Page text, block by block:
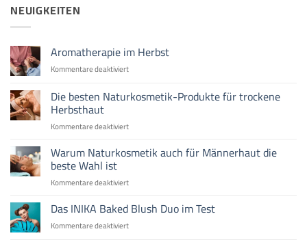
NEUIGKEITEN
Aromatherapie im Herbst
Kommentare deaktiviertfür
im
Herbst
Die besten Naturkosmetik-Produkte für trockene
Herbsthaut
Kommentare deaktiviertfür
besten
Naturkosmetik-
für
Herbsthaut
Warum Naturkosmetik auch für Männerhaut die
beste Wahl ist
Kommentare deaktiviertfür
Naturkosmetik
auch
für
Das INIKA Baked Blush Duo im Test
Kommentare deaktiviertfür